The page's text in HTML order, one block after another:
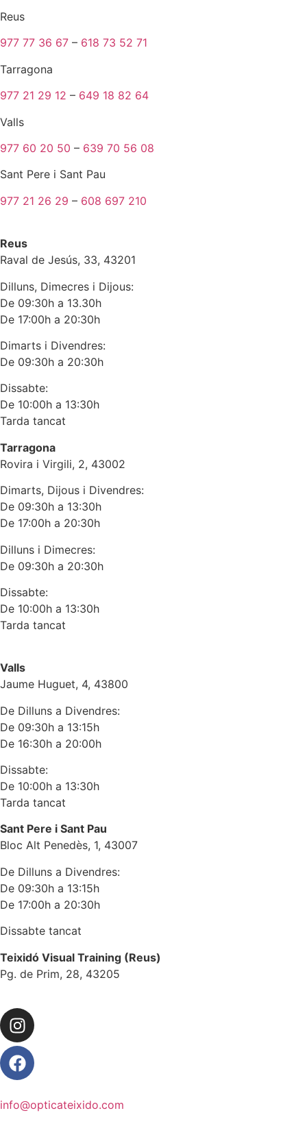
Reus
977 77 36 67 – 618 73 52 71
Tarragona
977 21 29 12 – 649 18 82 64
Valls
977 60 20 50 – 639 70 56 08
Sant Pere i Sant Pau
977 21 26 29 – 608 697 210
Reus
Raval de Jesús, 33, 43201
Dilluns, Dimecres i Dijous:
De 09:30h a 13.30h
De 17:00h a 20:30h
Dimarts i Divendres:
De 09:30h a 20:30h
Dissabte:
De 10:00h a 13:30h
Tarda tancat
Tarragona
Rovira i Virgili, 2, 43002
Dimarts, Dijous i Divendres:
De 09:30h a 13:30h
De 17:00h a 20:30h
Dilluns i Dimecres:
De 09:30h a 20:30h
Dissabte:
De 10:00h a 13:30h
Tarda tancat
Valls
Jaume Huguet, 4, 43800
De Dilluns a Divendres:
De 09:30h a 13:15h
De 16:30h a 20:00h
Dissabte:
De 10:00h a 13:30h
Tarda tancat
Sant Pere i Sant Pau
Bloc Alt Penedès, 1, 43007
De Dilluns a Divendres:
De 09:30h a 13:15h
De 17:00h a 20:30h
Dissabte tancat
Teixidó Visual Training (Reus)
Pg. de Prim, 28, 43205
info@opticateixido.com